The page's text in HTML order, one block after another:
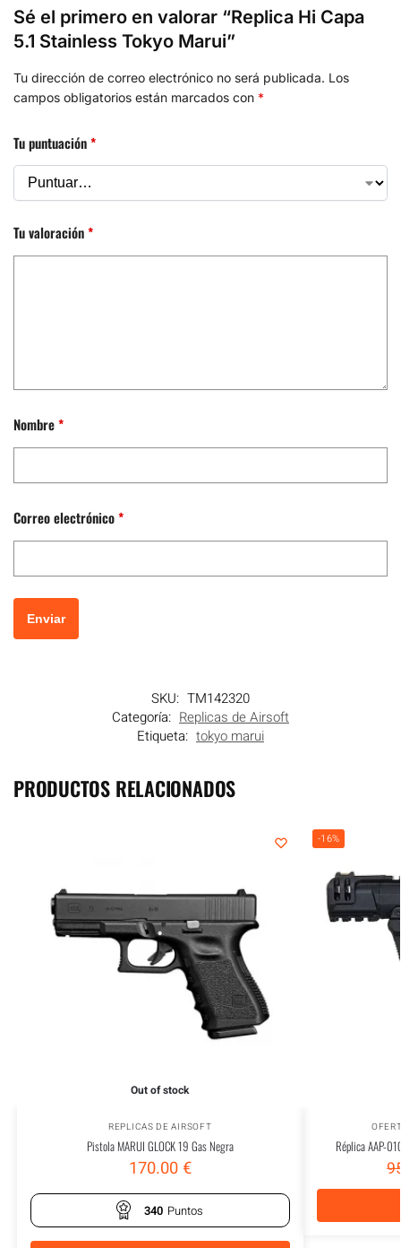
Sé el primero en valorar “Replica Hi Capa
5.1 Stainless Tokyo Marui”
Tu dirección de correo electrónico no será publicada. Los
campos obligatorios están marcados con *
Tu puntuación*
Tu valoración*
Nombre*
Correo electrónico*
SKU: TM142320
Categoría: Replicas de Airsoft
Etiqueta: tokyo marui
PRODUCTOS RELACIONADOS
Out of stock
REPLICAS DE AIRSOFT
Pistola MARUI GLOCK 19 Gas Negra
170.00€
340 Puntos
-16%
Réplica AAP-